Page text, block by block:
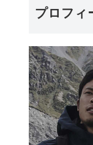
プロフィ